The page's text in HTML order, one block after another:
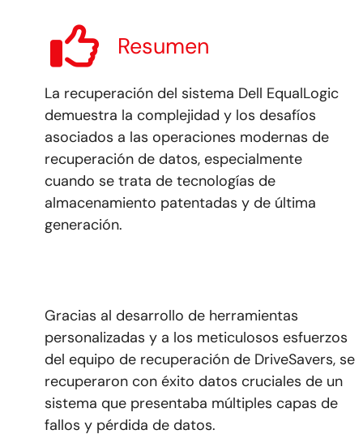
Resumen
La recuperación del sistema Dell EqualLogic
demuestra la complejidad y los desafíos
asociados a las operaciones modernas de
recuperación de datos, especialmente
cuando se trata de tecnologías de
almacenamiento patentadas y de última
generación.
Gracias al desarrollo de herramientas
personalizadas y a los meticulosos esfuerzos
del equipo de recuperación de DriveSavers, se
recuperaron con éxito datos cruciales de un
sistema que presentaba múltiples capas de
fallos y pérdida de datos.